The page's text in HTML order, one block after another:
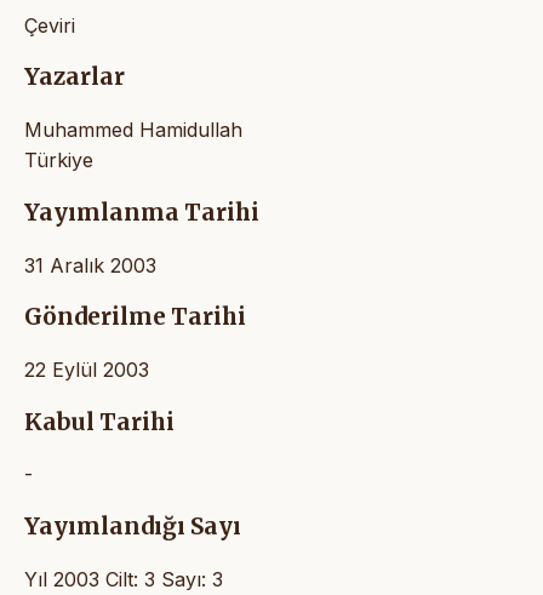
Çeviri
Yazarlar
Muhammed Hamidullah
Türkiye
Yayımlanma Tarihi
31 Aralık 2003
Gönderilme Tarihi
22 Eylül 2003
Kabul Tarihi
-
Yayımlandığı Sayı
Yıl 2003 Cilt: 3 Sayı: 3